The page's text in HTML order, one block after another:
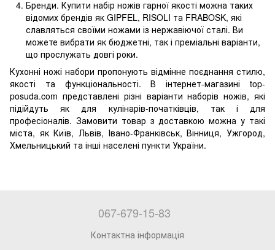
Бренди. Купити набір ножів гарної якості можна таких
відомих брендів як GIPFEL, RISOLI та FRABOSK, які
славляться своїми ножами із нержавіючої сталі. Ви
можете вибрати як бюджетні, так і преміальні варіанти,
що прослужать довгі роки.
Кухонні ножі набори пропонують відмінне поєднання стилю,
якості та функціональності. В інтернет-магазині top-
posuda.com представлені різні варіанти наборів ножів, які
підійдуть як для кулінарів-початківців, так і для
професіоналів. Замовити товар з доставкою можна у такі
міста, як Київ, Львів, Івано-Франківськ, Вінниця, Ужгород,
Хмельницький та інші населені пункти України.
067-679-15-83
Контактна інформація